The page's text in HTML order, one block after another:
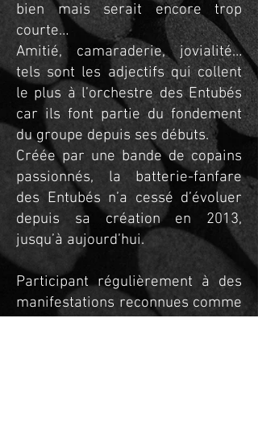
bien mais serait encore trop
courte…
Amitié, camaraderie, jovialité…
tels sont les adjectifs qui collent
le plus à l’orchestre des Entubés
car ils font partie du fondement
du groupe depuis ses débuts.
Créée par une bande de copains
passionnés, la batterie-fanfare
des Entubés n’a cessé d’évoluer
depuis sa création en 2013,
jusqu’à aujourd’hui.
Participant régulièrement à des
manifestations reconnues comme